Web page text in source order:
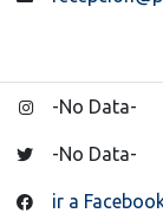
-No Data-
-No Data-
ir a